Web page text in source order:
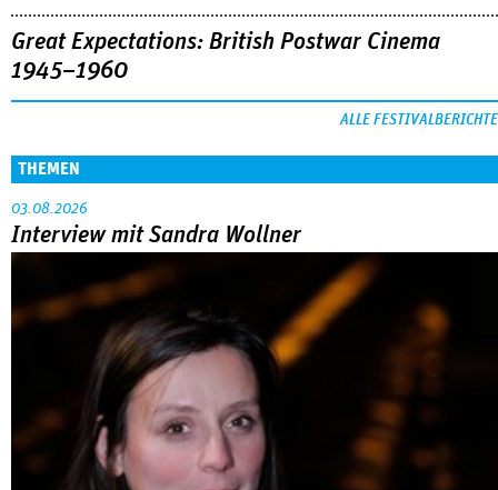
Great Expectations: British Postwar Cinema
1945–1960
ALLE FESTIVALBERICHTE
THEMEN
03.08.2026
Interview mit Sandra Wollner